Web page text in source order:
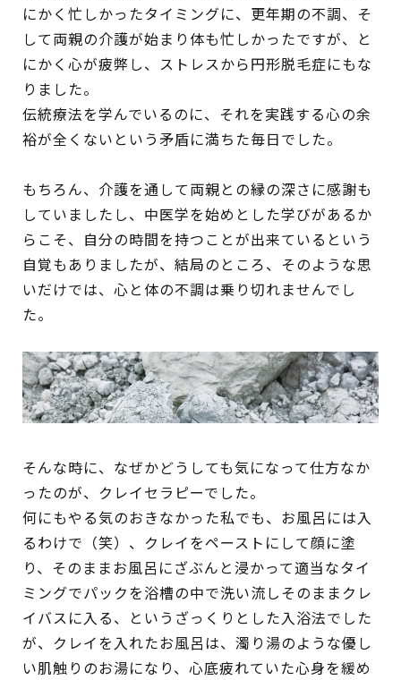
にかく忙しかったタイミングに、更年期の不調、そ
して両親の介護が始まり体も忙しかったですが、と
にかく心が疲弊し、ストレスから円形脱毛症にもな
りました。
伝統療法を学んでいるのに、それを実践する心の余
裕が全くないという矛盾に満ちた毎日でした。
もちろん、介護を通して両親との縁の深さに感謝も
していましたし、中医学を始めとした学びがあるか
らこそ、自分の時間を持つことが出来ているという
自覚もありましたが、結局のところ、そのような思
いだけでは、心と体の不調は乗り切れませんでし
た。
そんな時に、なぜかどうしても気になって仕方なか
ったのが、クレイセラピーでした。
何にもやる気のおきなかった私でも、お風呂には入
るわけで（笑）、クレイをペーストにして顔に塗
り、そのままお風呂にざぶんと浸かって適当なタイ
ミングでパックを浴槽の中で洗い流しそのままクレ
イバスに入る、というざっくりとした入浴法でした
が、クレイを入れたお風呂は、濁り湯のような優し
い肌触りのお湯になり、心底疲れていた心身を緩め